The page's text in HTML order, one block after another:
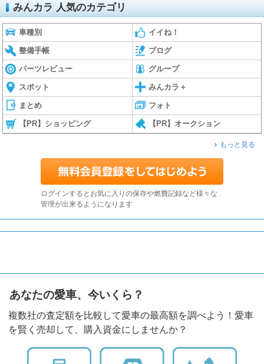
みんカラ 人気のカテゴリ
車種別 イイね！
整備手帳 ブログ
パーツレビュー グループ
スポット みんカラ＋
まとめ フォト
【PR】ショッピング 【PR】オークション
もっと見る
ログインするとお気に入りの保存や燃費記録など様々な
管理が出来るようになります
あなたの愛車、今いくら？
複数社の査定額を比較して愛車の最高額を調べよう！愛車
を賢く売却して、購入資金にしませんか？